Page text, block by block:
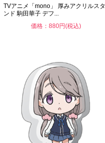
TVアニメ「mono」 厚みアクリルスタ
ンド 駒田華子 デフ...
価格：880円(税込)